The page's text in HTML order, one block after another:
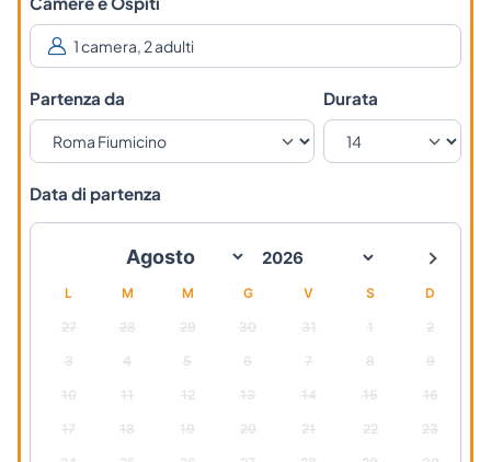
Partenza da Durata
Data di partenza
L M M G V S D
27 28 29 30 31 1 2
3 4 5 6 7 8 9
10 11 12 13 14 15 16
17 18 19 20 21 22 23